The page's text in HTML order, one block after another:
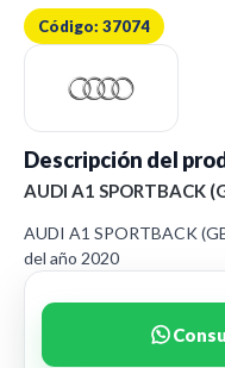
Código: 37074
Descripción del
AUDI A1 SPORTBACK
AUDI A1 SPORTBACK
del año 2020